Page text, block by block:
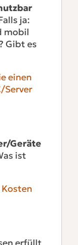
ja:
mobil
Gibt es
einen
Server
Geräte
ist